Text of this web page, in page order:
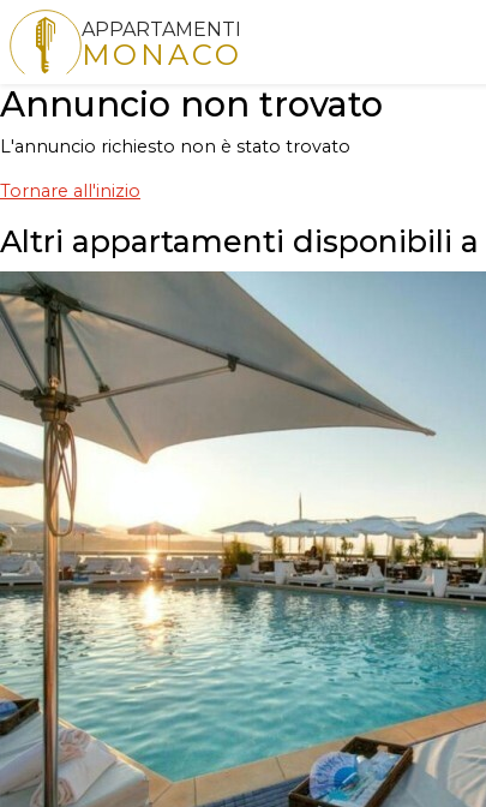
APPARTAMENTI
MONACO
Annuncio non trovato
L'annuncio richiesto non è stato trovato
Tornare all'inizio
Altri appartamenti disponibili a